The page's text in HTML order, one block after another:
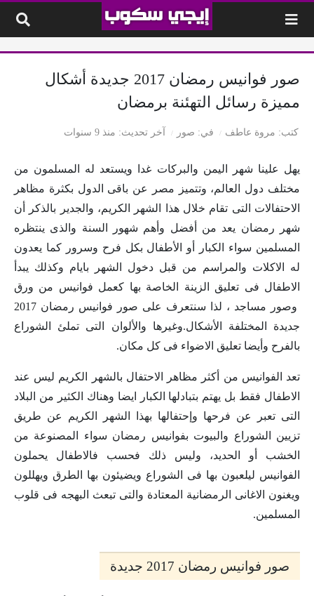
صور فوانيس رمضان 2017 جديدة أشكال
مميزة رسائل التهئنة برمضان
كتب مروة عاطف في صور آخر تحديث منذ 9 سنوات
يهل علينا شهر اليمن والبركات غدا ويستعد له المسلمون من
مختلف دول العالم، وتتميز مصر عن باقى الدول بكثرة مظاهر
الاحتفالات التى تقام خلال هذا الشهر الكريم، والجدير بالذكر أن
شهر رمضان يعد من أفضل وأهم شهور السنة والذى ينتظره
المسلمين سواء الكبار أو الأطفال بكل فرح وسرور كما يعدون
له الاكلات والمراسم من قبل دخول الشهر بايام وكذلك يبدأ
الاطفال فى تعليق الزينة الخاصة بها كعمل فوانيس من ورق
وصور مساجد ، لذا سنتعرف على صور فوانيس رمضان 2017
جديدة المختلفة الأشكال.وغيرها والألوان التى تملئ الشوراع
بالفرح وأيضا تعليق الاضواء فى كل مكان.
تعد الفوانيس من أكثر مظاهر الاحتفال بالشهر الكريم ليس عند
الاطفال فقط بل يهتم بتبادلها الكبار ايضا وهناك الكثير من البلاد
التى تعبر عن فرحها وإحتفالها بهذا الشهر الكريم عن طريق
تزيين الشوراع والبيوت بفوانيس رمضان سواء المصنوعة من
الخشب أو الحديد، وليس ذلك فحسب فالاطفال يحملون
الفوانيس ليلعبون بها فى الشوراع ويضيئون بها الطرق ويهللون
ويغنون الاغانى الرمضانية المعتادة والتى تبعث البهجه فى قلوب
المسلمين.
صور فوانيس رمضان 2017 جديدة